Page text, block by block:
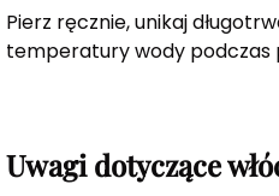
Pierz ręcznie, unikaj
temperatury wody podczas
Uwagi dotyczące